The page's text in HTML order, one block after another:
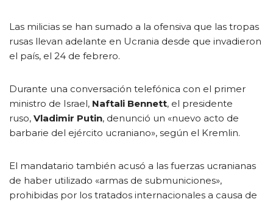
Las milicias se han sumado a la ofensiva que las tropas
rusas llevan adelante en Ucrania desde que invadieron
el país, el 24 de febrero.
Durante una conversación telefónica con el primer
ministro de Israel, Naftali Bennett, el presidente
ruso, Vladimir Putin, denunció un «nuevo acto de
barbarie del ejército ucraniano», según el Kremlin.
El mandatario también acusó a las fuerzas ucranianas
de haber utilizado «armas de submuniciones»,
prohibidas por los tratados internacionales a causa de